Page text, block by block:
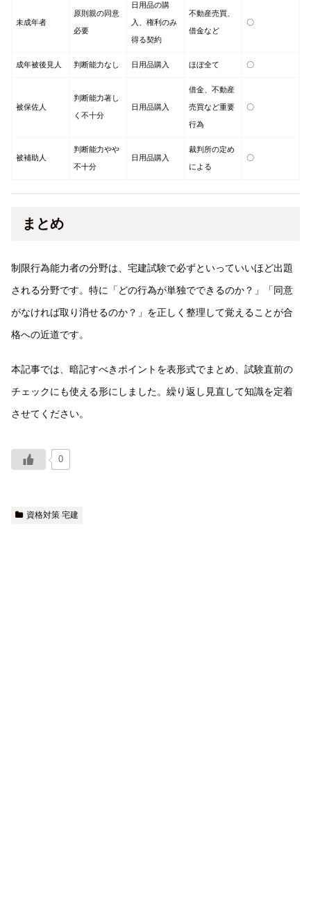
未成年者
原則親の同意
必要
日用品の購
入、権利のみ
得る契約
不動産売買、
借金など
〇
成年被後見人 判断能力なし 日用品購入 ほぼ全て 〇
被保佐人
判断能力著し
く不十分
日用品購入
借金、不動産
売買など重要
行為
〇
被補助人
判断能力やや
不十分
日用品購入
裁判所の定め
による
〇
まとめ
制限行為能力者の分野は、宅建試験で必ずといっていいほど出題
される分野です。特に「どの行為が単独でできるのか？」「同意
がなければ取り消せるのか？」を正しく整理して覚えることが合
格への近道です。
本記事では、暗記すべきポイントを表形式でまとめ、試験直前の
チェックにも使える形にしました。繰り返し見直して知識を定着
させてください。
0
資格対策 宅建